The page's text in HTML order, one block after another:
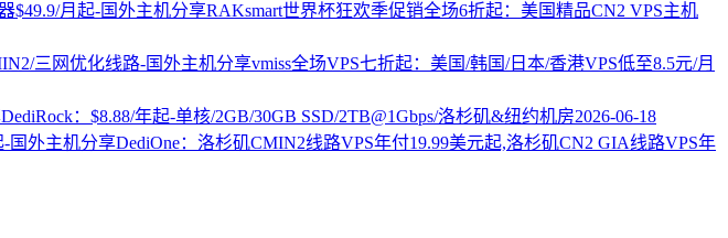
RAKsmart世界杯狂欢季促销全场6折起：美国精品CN2 VPS主机
vmiss全场VPS七折起：美国/韩国/日本/香港VPS低至8.5元/月
DediRock：$8.88/年起-单核/2GB/30GB SSD/2TB@1Gbps/洛杉矶&纽约机房2026-06-18
DediOne：洛杉矶CMIN2线路VPS年付19.99美元起,洛杉矶CN2 GIA线路VPS年